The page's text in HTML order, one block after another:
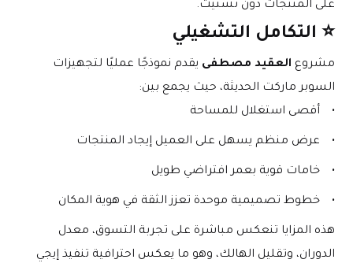
على المنتجات دون تشتيت.
⭐ التكامل التشغيلي
مشروع العقيد مصطفى
السوبر ماركت الحديثة، حيث يجمع بين:
أقصى استغلال للمساحة
عرض منظم يسهل على العميل إيجاد المنتجات
خامات قوية بعمر افتراضي طويل
خطوط تصميمية موحدة تعزز الثقة في هوية المكان